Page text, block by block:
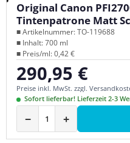
Original Canon
Tintenpatrone Matt
■ Artikelnummer: TO-119688
■ Inhalt: 700 ml
■ Preis/ml: 0,42 €
Regulärer Preis:
290,95 €
Preise inkl. MwSt. zzgl.
Sofort lieferbar! Lieferzeit 2-3
− +